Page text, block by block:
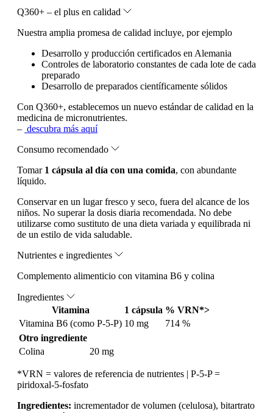
Q360+ – el plus en calidad
Nuestra amplia promesa de calidad incluye, por ejemplo
Desarrollo y producción certificados en Alemania
Controles de laboratorio constantes de cada lote de cada
preparado
Desarrollo de preparados científicamente sólidos
Con Q360+, establecemos un nuevo estándar de calidad en la
medicina de micronutrientes.
– descubra más aquí
Consumo recomendado
Tomar 1 cápsula al día con una comida, con abundante
líquido.
Conservar en un lugar fresco y seco, fuera del alcance de los
niños. No superar la dosis diaria recomendada. No debe
utilizarse como sustituto de una dieta variada y equilibrada ni
de un estilo de vida saludable.
Nutrientes e ingredientes
Complemento alimenticio con vitamina B6 y colina
Ingredientes
Vitamina
1 cápsula % VRN*>
Vitamina B6 (como P-5-P) 10 mg
714 %
Otro ingrediente
Colina
20 mg
*VRN = valores de referencia de nutrientes | P-5-P =
piridoxal-5-fosfato
Ingredientes: incrementador de volumen (celulosa), bitartrato